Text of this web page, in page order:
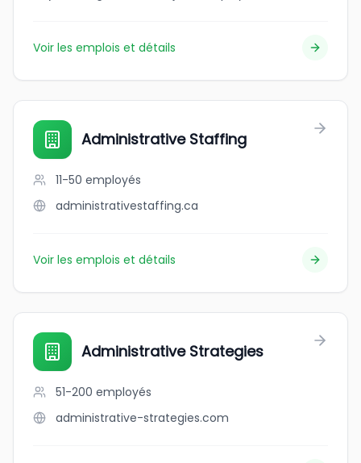
Voir les emplois et détails
Administrative Staffing
11-50 employés
administrativestaffing.ca
Voir les emplois et détails
Administrative Strategies
51-200 employés
administrative-strategies.com